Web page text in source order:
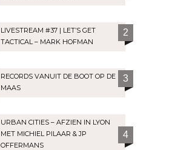
LIVESTREAM #37 | LET’S GET
TACTICAL – MARK HOFMAN
2
RECORDS VANUIT DE BOOT OP DE
MAAS
3
URBAN CITIES – AFZIEN IN LYON
MET MICHIEL PILAAR & JP
OFFERMANS
4